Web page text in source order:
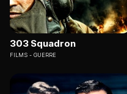
303 Squadron
FILMS GUERRE